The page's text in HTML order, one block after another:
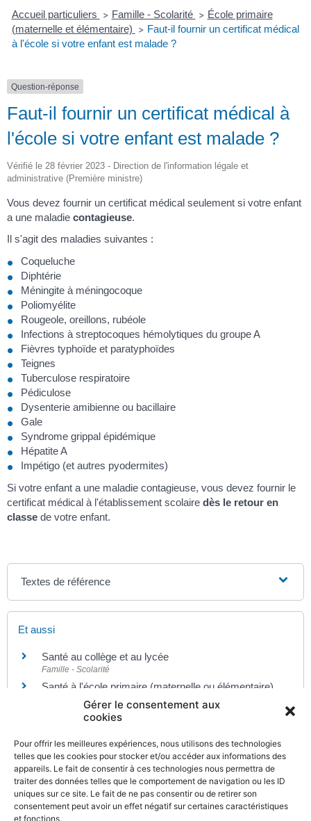
Gérer le consentement aux
cookies
Pour offrir les meilleures expériences, nous utilisons des technologies
telles que les cookies pour stocker et/ou accéder aux informations des
appareils. Le fait de consentir à ces technologies nous permettra de
traiter des données telles que le comportement de navigation ou les ID
uniques sur ce site. Le fait de ne pas consentir ou de retirer son
consentement peut avoir un effet négatif sur certaines caractéristiques
et fonctions.
Accueil particuliers > Famille - Scolarité > École primaire
(maternelle et élémentaire)
> Faut-il fournir un certificat médical
à l'école si votre enfant est malade ?
Question-réponse
Faut-il fournir un certificat médical à
l'école si votre enfant est malade ?
Vérifié le 28 février 2023 - Direction de l'information légale et
administrative (Première ministre)
Vous devez fournir un certificat médical seulement si votre enfant
a une maladie contagieuse.
Il s'agit des maladies suivantes :
Coqueluche
Diphtérie
Méningite à méningocoque
Poliomyélite
Rougeole, oreillons, rubéole
Infections à streptocoques hémolytiques du groupe A
Fièvres typhoïde et paratyphoïdes
Teignes
Tuberculose respiratoire
Pédiculose
Dysenterie amibienne ou bacillaire
Gale
Syndrome grippal épidémique
Hépatite A
Impétigo (et autres pyodermites)
Si votre enfant a une maladie contagieuse, vous devez fournir le
certificat médical à l'établissement scolaire dès le retour en
classe de votre enfant.
Textes de référence
Et aussi
Santé au collège et au lycée
Famille - Scolarité
Santé à l'école primaire (maternelle ou élémentaire)
Famille - Scolarité
Pour en savoir plus
Élèves malades : l'accueil à l'école
Ministère chargé de l'éducation